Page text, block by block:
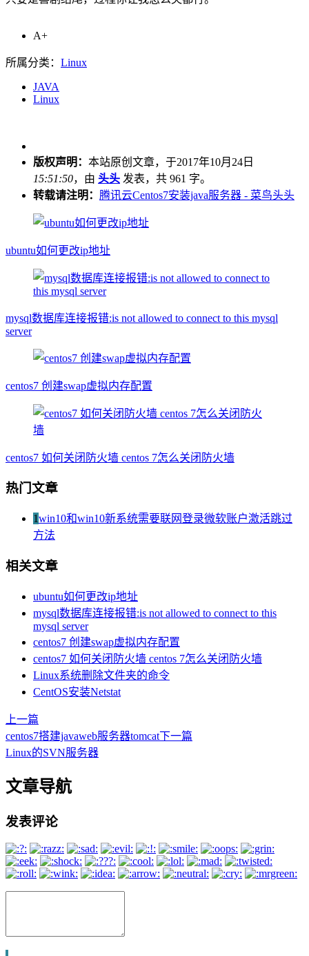
A+
所属分类： Linux
JAVA
Linux
版权声明： 本站原创文章，于2017年10月24日
15:51:50，由 头头 发表，共 961 字。
转载请注明： 腾讯云Centos7安装java服务器 - 菜鸟头头
ubuntu如何更改ip地址
mysql数据库连接报错:is not allowed to connect to this mysql
server
centos7 创建swap虚拟内存配置
centos7 如何关闭防火墙 centos 7怎么关闭防火墙
热门文章
1win10和win10新系统需要联网登录微软账户激活跳过
方法
相关文章
ubuntu如何更改ip地址
mysql数据库连接报错:is not allowed to connect to this
mysql server
centos7 创建swap虚拟内存配置
centos7 如何关闭防火墙 centos 7怎么关闭防火墙
Linux系统删除文件夹的命令
CentOS安装Netstat
上一篇
centos7搭建javaweb服务器tomcat下一篇
Linux的SVN服务器
文章导航
发表评论